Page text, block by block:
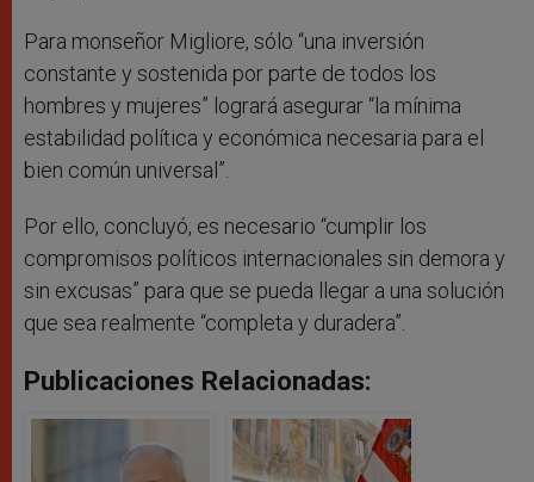
Para monseñor Migliore, sólo “una inversión
constante y sostenida por parte de todos los
hombres y mujeres” logrará asegurar “la mínima
estabilidad política y económica necesaria para el
bien común universal”.
Por ello, concluyó, es necesario “cumplir los
compromisos políticos internacionales sin demora y
sin excusas” para que se pueda llegar a una solución
que sea realmente “completa y duradera”.
Publicaciones Relacionadas: